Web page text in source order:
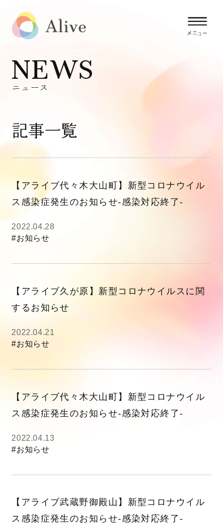
NEWS
ニュース
記事一覧
【アライブ代々木大山町】新型コロナウイル
ス感染症発生のお知らせ-感染対応終了-
2022.04.28
#お知らせ
【アライブ久が原】新型コロナウイルスに関
するお知らせ
2022.04.21
#お知らせ
【アライブ代々木大山町】新型コロナウイル
ス感染症発生のお知らせ-感染対応終了-
2022.04.13
#お知らせ
【アライブ武蔵野御殿山】新型コロナウイル
ス感染症発生のお知らせ-感染対応終了-